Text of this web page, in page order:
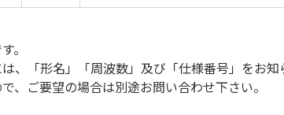
。
、「形名」「周波数」及び「仕様番号」をお知
、ご要望の場合は別途お問い合わせ下さい。